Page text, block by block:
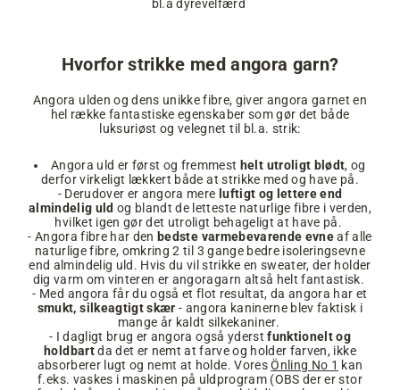
bl.a dyrevelfærd
Hvorfor strikke med angora garn?
Angora ulden og dens unikke fibre, giver angora garnet en
hel række fantastiske egenskaber som gør det både
luksuriøst og velegnet til bl.a. strik:
Angora uld er først og fremmest helt utroligt blødt, og
derfor virkeligt lækkert både at strikke med og have på.
- Derudover er angora mere luftigt og lettere end
almindelig uld og blandt de letteste naturlige fibre i verden,
hvilket igen gør det utroligt behageligt at have på.
- Angora fibre har den bedste varmebevarende evneaf alle
naturlige fibre, omkring 2 til 3 gange bedre isoleringsevne
end almindelig uld. Hvis du vil strikke en sweater, der holder
dig varm om vinteren er angoragarn altså helt fantastisk.
- Med angora får du også et flot resultat, da angora har et
smukt, silkeagtigt skær - angora kaninerne blev faktisk i
mange år kaldt silkekaniner.
- I dagligt brug er angora også yderstfunktionelt og
holdbartda det er nemt at farve og holder farven, ikke
absorberer lugt og nemt at holde. VoresÖnling No 1 kan
f.eks. vaskes i maskinen på uldprogram (OBS der er stor